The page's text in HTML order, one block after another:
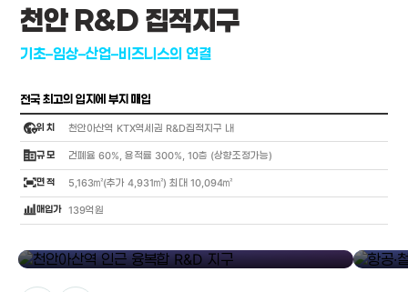
천안 R&D 집적지구
기초–임상–산업–비즈니스의 연결
전국 최고의 입지에 부지 매입
globe_location_pin위 치 천안아산역 KTX역세권 R&D집적지구 내
corporate_fare규 모 건폐율 60%, 용적률 300%, 10층 (상향조정가능)
fit_screen면 적 5,163㎡(추가 4,931㎡) 최대 10,094㎡
bar_chart_4_bars매입가 139억원